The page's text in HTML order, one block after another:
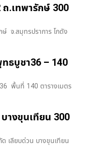
ถ.เทพารักษ์ 300
ษ์ จ.สมุทรปราการ โกดัง
ทธบูชา36 – 140
36 พื้นที่ 140 ตารางเมตร
บางขุนเทียน 300
ด เลียบด่วน​ บางขุนเทียน​